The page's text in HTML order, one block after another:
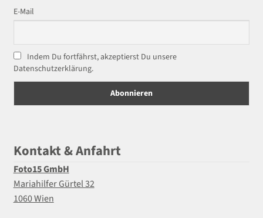
E-Mail
Indem Du fortfährst, akzeptierst Du unsere
Datenschutzerklärung.
Kontakt & Anfahrt
Foto15 GmbH
Mariahilfer Gürtel 32
1060 Wien